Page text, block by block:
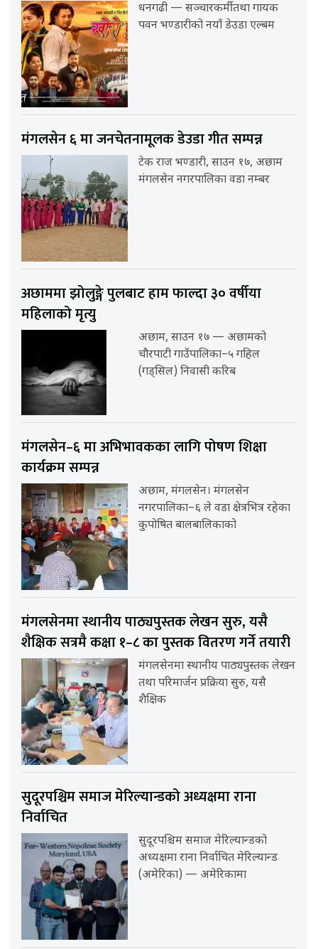
धनगढी — सञ्चारकर्मी तथा गायक
पवन भण्डारीको नयाँ डेउडा एल्बम
मंगलसेन ६ मा जनचेतनामूलक डेउडा गीत सम्पन्न
टेक राज भण्डारी, साउन १७, अछाम
मंगलसेन नगरपालिका वडा नम्बर
अछाममा झोलुङ्गे पुलबाट हाम फाल्दा ३० वर्षीया
महिलाको मृत्यु
अछाम, साउन १७ — अछामको
चौरपाटी गाउँपालिका–५ गहिल
(गड्सिल) निवासी करिब
मंगलसेन–६ मा अभिभावकका लागि पोषण शिक्षा
कार्यक्रम सम्पन्न
अछाम, मंगलसेन। मंगलसेन
नगरपालिका–६ ले वडा क्षेत्रभित्र रहेका
कुपोषित बालबालिकाको
मंगलसेनमा स्थानीय पाठ्यपुस्तक लेखन सुरु, यसै
शैक्षिक सत्रमै कक्षा १–८ का पुस्तक वितरण गर्ने तयारी
मंगलसेनमा स्थानीय पाठ्यपुस्तक लेखन
तथा परिमार्जन प्रक्रिया सुरु, यसै
शैक्षिक
सुदूरपश्चिम समाज मेरिल्यान्डको अध्यक्षमा राना
निर्वाचित
सुदूरपश्चिम समाज मेरिल्यान्डको
अध्यक्षमा राना निर्वाचित मेरिल्यान्ड
(अमेरिका) — अमेरिकामा